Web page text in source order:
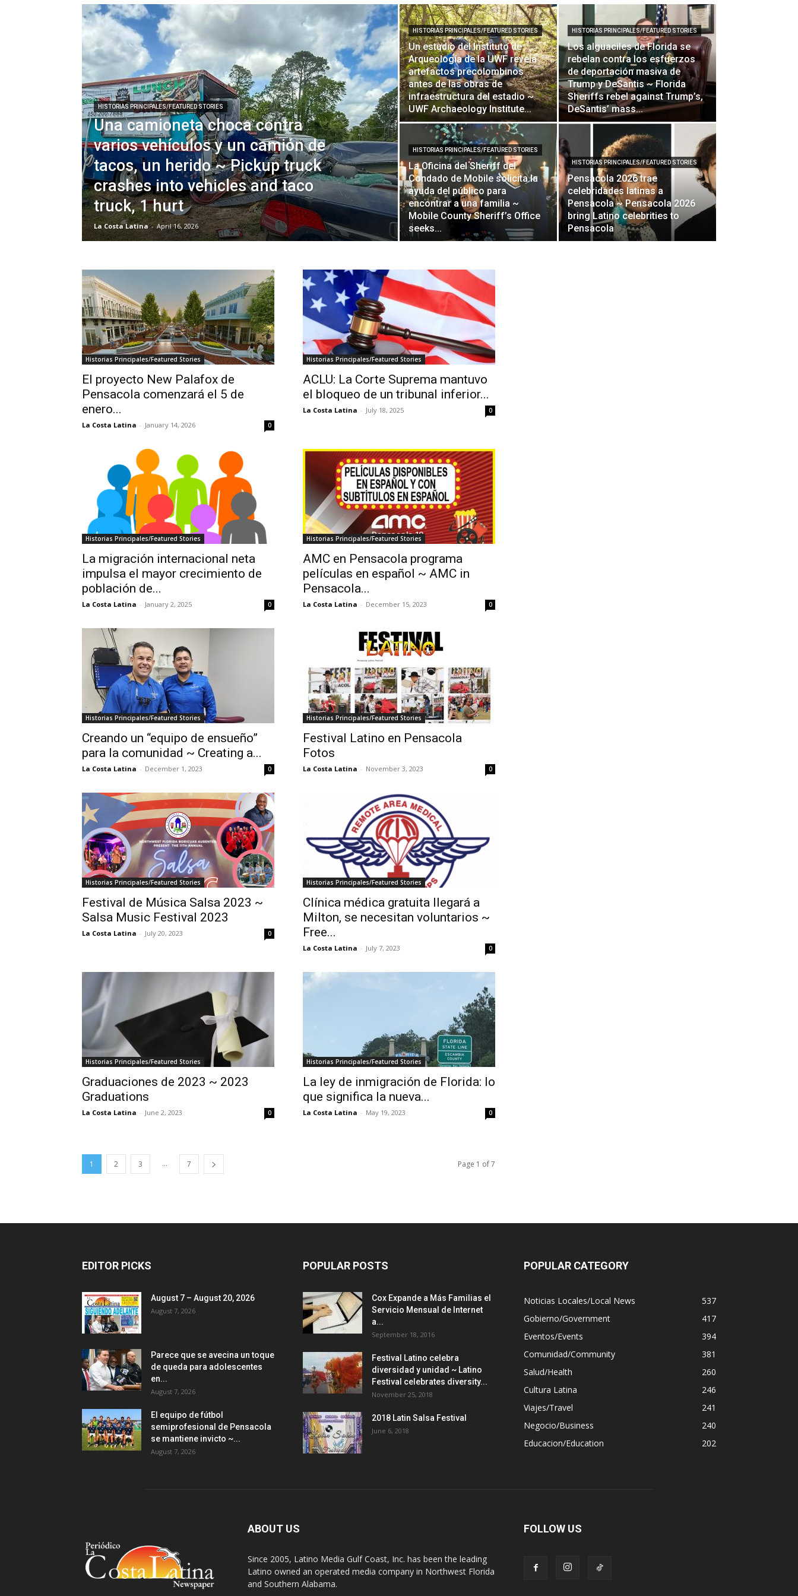
HISTORIAS PRINCIPALES/FEATURED STORIES
Una camioneta choca contra
varios vehículos y un camión de
tacos, un herido ~ Pickup truck
crashes into vehicles and taco
truck, 1 hurt
La Costa Latina - April 16, 2026
HISTORIAS PRINCIPALES/FEATURED STORIES
Un estudio del Instituto de
Arqueología de la UWF revela
artefactos precolombinos
antes de las obras de
infraestructura del estadio ~
UWF Archaeology Institute...
HISTORIAS PRINCIPALES/FEATURED STORIES
Los alguaciles de Florida se
rebelan contra los esfuerzos
de deportación masiva de
Trump y DeSantis ~ Florida
Sheriffs rebel against Trump’s,
DeSantis’ mass...
HISTORIAS PRINCIPALES/FEATURED STORIES
La Oficina del Sheriff del
Condado de Mobile solicita la
ayuda del público para
encontrar a una familia ~
Mobile County Sheriff’s Office
seeks...
HISTORIAS PRINCIPALES/FEATURED STORIES
Pensacola 2026 trae
celebridades latinas a
Pensacola ~ Pensacola 2026
bring Latino celebrities to
Pensacola
Historias Principales/Featured Stories
El proyecto New Palafox de
Pensacola comenzará el 5 de
enero...
La Costa Latina - January 14, 2026 0
Historias Principales/Featured Stories
ACLU: La Corte Suprema mantuvo
el bloqueo de un tribunal inferior...
La Costa Latina - July 18, 2025 0
Historias Principales/Featured Stories
La migración internacional neta
impulsa el mayor crecimiento de
población de...
La Costa Latina - January 2, 2025 0
Historias Principales/Featured Stories
AMC en Pensacola programa
películas en español ~ AMC in
Pensacola...
La Costa Latina - December 15, 2023 0
Historias Principales/Featured Stories
Creando un “equipo de ensueño”
para la comunidad ~ Creating a...
La Costa Latina - December 1, 2023 0
Historias Principales/Featured Stories
Festival Latino en Pensacola
Fotos
La Costa Latina - November 3, 2023 0
Historias Principales/Featured Stories
Festival de Música Salsa 2023 ~
Salsa Music Festival 2023
La Costa Latina - July 20, 2023 0
Historias Principales/Featured Stories
Clínica médica gratuita llegará a
Milton, se necesitan voluntarios ~
Free...
La Costa Latina - July 7, 2023 0
Historias Principales/Featured Stories
Graduaciones de 2023 ~ 2023
Graduations
La Costa Latina - June 2, 2023 0
Historias Principales/Featured Stories
La ley de inmigración de Florida: lo
que significa la nueva...
La Costa Latina - May 19, 2023 0
1 2 3 ... 7 Page 1 of 7
EDITOR PICKS
August 7 – August 20, 2026
August 7, 2026
Parece que se avecina un toque
de queda para adolescentes
en...
August 7, 2026
El equipo de fútbol
semiprofesional de Pensacola
se mantiene invicto ~...
August 7, 2026
POPULAR POSTS
Cox Expande a Más Familias el
Servicio Mensual de Internet
a...
September 18, 2016
Festival Latino celebra
diversidad y unidad ~ Latino
Festival celebrates diversity...
November 25, 2018
2018 Latin Salsa Festival
June 6, 2018
POPULAR CATEGORY
Noticias Locales/Local News
537
Gobierno/Government
417
Eventos/Events
394
Comunidad/Community
381
Salud/Health
260
Cultura Latina
246
Viajes/Travel
241
Negocio/Business
240
Educacion/Education
202
ABOUT US
Since 2005, Latino Media Gulf Coast, Inc. has been the leading
Latino owned an operated media company in Northwest Florida
and Southern Alabama.
FOLLOW US